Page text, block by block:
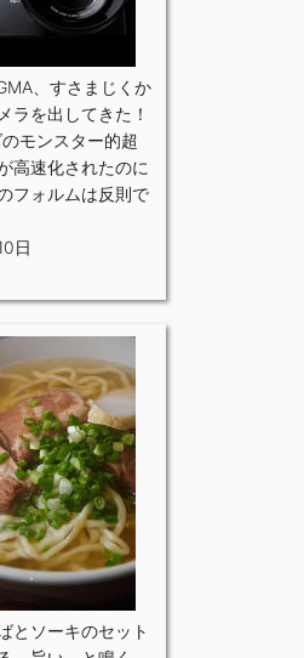
、すさまじくか
ラを出してきた！
モンスター的超
高速化されたのに
フォルムは反則で
日
とソーキのセット